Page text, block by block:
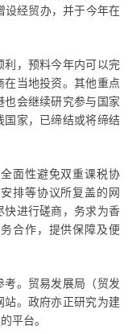
设经贸办，并于今年在
利，预料今年内可以完
在当地投资。其他重点
也会继续研究参与国家
国家，已缔结或将缔结
面性避免双重课税协
排等协议所复盖的网
快进行磋商，务求为香
合作，提供保障及便
考。贸易发展局（贸发
站。政府亦正研究为建
平台。